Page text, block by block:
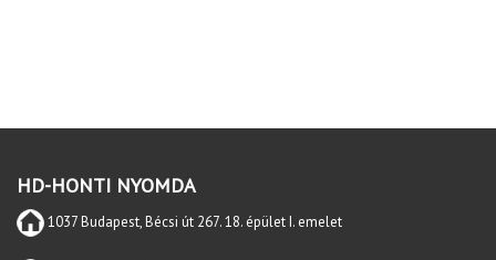
HD-HONTI NYOMDA
1037 Budapest, Bécsi út 267. 18. épület I. emelet